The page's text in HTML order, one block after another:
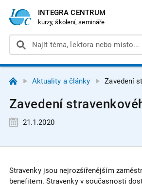
INTEGRA CENTRUM
kurzy, školení, semináře
Aktuality a články Zavedení
Zavedení
21.1.2020
Stravenky jsou nejrozšířenějším
benefitem. Stravenky v současnosti